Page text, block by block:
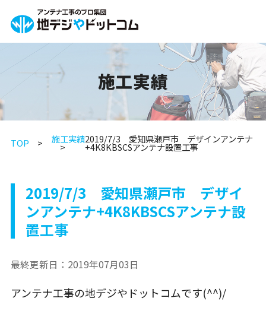
施工実績
TOP 施工実績2019/7/3 愛知県瀬戸市 デザインアンテナ
+4K8KBSCSアンテナ設置工事
2019/7/3 愛知県瀬戸市 デザイ
ンアンテナ+4K8KBSCSアンテナ設
置工事
最終更新日： 2019年07月03日
アンテナ工事の地デジやドットコムです(^^)/